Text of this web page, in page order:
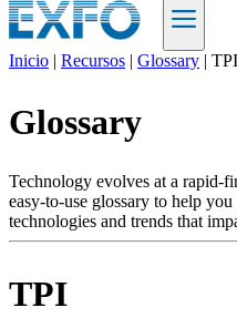
Productos
Asistencia
Servicios
Cómo
Recursos
Contacto
Inicio | Recursos | Glossary | TPI
Glossary
Technology evolves at a rapid-
easy-to-use glossary to help
technologies and trends that
TPI